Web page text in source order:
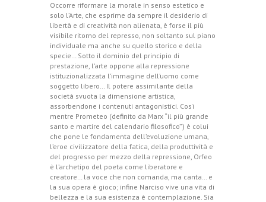
Occorre riformare la morale in senso estetico e
solo l’Arte, che esprime da sempre il desiderio di
libertà e di creatività non alienata, è forse il più
visibile ritorno del represso, non soltanto sul piano
individuale ma anche su quello storico e della
specie… Sotto il dominio del principio di
prestazione, l’arte oppone alla repressione
istituzionalizzata l’immagine dell’uomo come
soggetto libero… Il potere assimilante della
società svuota la dimensione artistica,
assorbendone i contenuti antagonistici. Così
mentre Prometeo (definito da Marx “il più grande
santo e martire del calendario filosofico”) è colui
che pone le fondamenta dell’evoluzione umana,
l’eroe civilizzatore della fatica, della produttività e
del progresso per mezzo della repressione, Orfeo
è l’archetipo del poeta come liberatore e
creatore… la voce che non comanda, ma canta… e
la sua opera è gioco; infine Narciso vive una vita di
bellezza e la sua esistenza è contemplazione. Sia